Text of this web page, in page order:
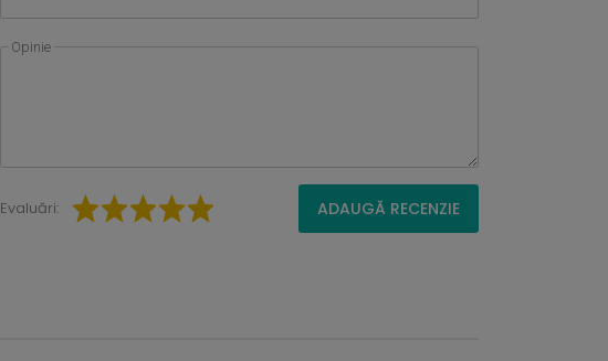
Opinie
Evaluări: ADAUGĂ RECENZIE